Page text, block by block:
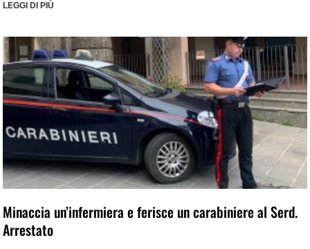
LEGGI DI PIÙ
Minaccia un’infermiera e ferisce un carabiniere al Serd.
Arrestato